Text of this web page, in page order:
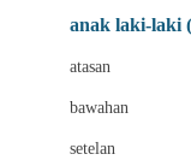
C
anak laki-laki
atasan
bawahan
setelan